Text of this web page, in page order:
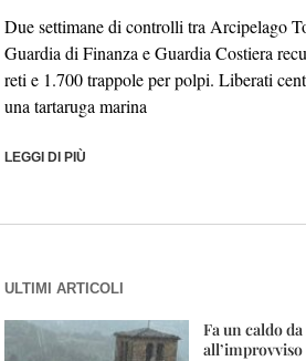
Due settimane di controlli tra Arcipelago
Guardia di Finanza e Guardia Costiera
reti e 1.700 trappole per polpi. Liberati
una tartaruga marina
LEGGI DI PIÙ
ULTIMI ARTICOLI
Fa un caldo